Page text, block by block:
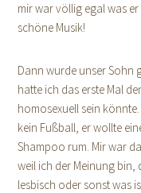
mir war völlig egal was
schöne Musik!
Dann wurde unser Sohn
hatte ich das erste Mal
homosexuell sein
kein Fußball, er wollte
Shampoo rum. Mir war
weil ich der Meinung bin,
lesbisch oder sonst was